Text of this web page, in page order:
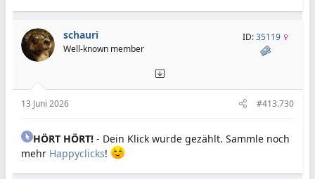
schauri
Well-known member
ID:35119
13 Juni 2026 #413.730
HÖRT HÖRT! - Dein Klick wurde gezählt. Sammle noch
mehr Happyclicks!